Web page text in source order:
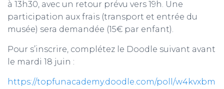
à 13h30, avec un retour prévu vers 19h. Une
participation aux frais (transport et entrée du
musée) sera demandée (15€ par enfant).
Pour s’inscrire, complétez le Doodle suivant avant
le mardi 18 juin :
https://topfunacademy.doodle.com/poll/w4kvxbm